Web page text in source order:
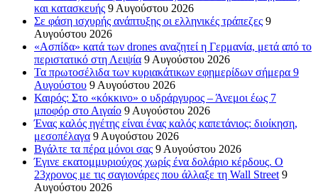
και κατασκευής 9 Αυγούστου 2026
Σε φάση ισχυρής ανάπτυξης οι ελληνικές τράπεζες 9
Αυγούστου 2026
«Ασπίδα» κατά των drones αναζητεί η Γερμανία, μετά από το
περιστατικό στη Λειψία 9 Αυγούστου 2026
Τα πρωτοσέλιδα των κυριακάτικων εφημερίδων σήμερα 9
Αυγούστου 9 Αυγούστου 2026
Καιρός: Στο «κόκκινο» ο υδράργυρος – Άνεμοι έως 7
μποφόρ στο Αιγαίο 9 Αυγούστου 2026
Ένας καλός ηγέτης είναι ένας καλός καπετάνιος: διοίκηση,
μεσοπέλαγα 9 Αυγούστου 2026
Βγάλτε τα πέρα μόνοι σας 9 Αυγούστου 2026
Έγινε εκατομμυριούχος χωρίς ένα δολάριο κέρδους. Ο
23χρονος με τις σαγιονάρες που άλλαξε τη Wall Street 9
Αυγούστου 2026